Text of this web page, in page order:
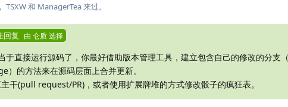
， TSXW和 ManagerTea来过。
回复 由 仑质选择
直接运行源码了，你最好借助版本管理工具，建立包含自己的修改的分支
的方法来在源码层面上合并更新。
干(pull request/PR)，或者使用扩展牌堆的方式修改骰子的疯狂表。